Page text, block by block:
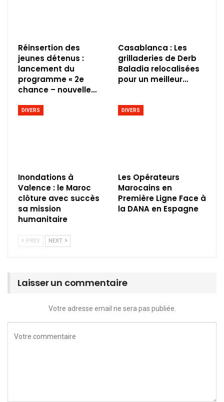
Réinsertion des
jeunes détenus :
lancement du
programme « 2e
chance – nouvelle…
Casablanca : Les
grilladeries de Derb
Baladia relocalisées
pour un meilleur…
DIVERS
Inondations à
Valence : le Maroc
clôture avec succès
sa mission
humanitaire
DIVERS
Les Opérateurs
Marocains en
Première Ligne Face à
la DANA en Espagne
PREV NEXT
Laisser un commentaire
Votre adresse email ne sera pas publiée.